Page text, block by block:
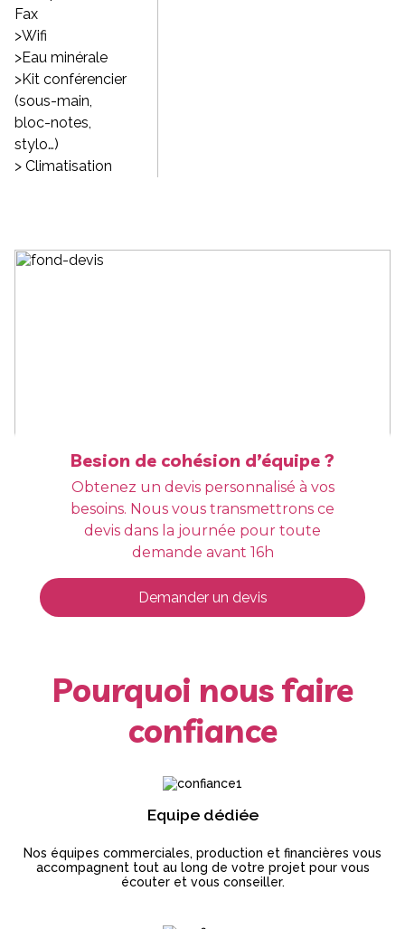
Fax
>Wifi
>Eau minérale
>Kit conférencier
(sous-main,
bloc-notes,
stylo…)
> Climatisation
Besion de cohésion d’équipe ?
Obtenez un devis personnalisé à vos
besoins. Nous vous transmettrons ce
devis dans la journée pour toute
demande avant 16h
Demander un devis
Pourquoi nous faire
confiance
Equipe dédiée
Nos équipes commerciales, production et financières vous
accompagnent tout au long de votre projet pour vous
écouter et vous conseiller.